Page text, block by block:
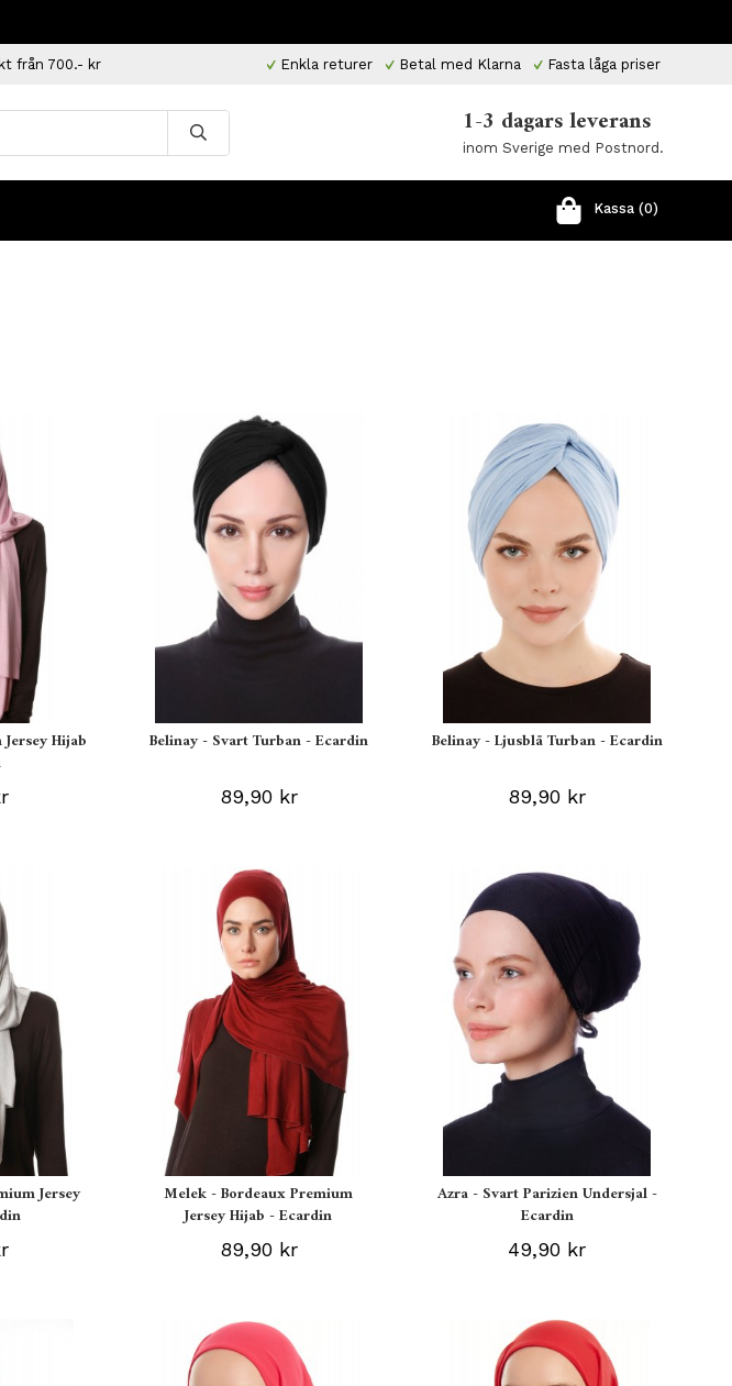
från 700.- kr Enkla returer Betal med Klarna Fasta låga priser
1-3 dagars leverans
inom Sverige med Postnord.
Kassa (0)
Hijab
Belinay - Svart Turban - Ecardin
89,90 kr
Belinay - Ljusblå Turban - Ecardin
89,90 kr
Jersey
Melek - Bordeaux Premium
Jersey Hijab - Ecardin
89,90 kr
Azra - Svart Parizien Undersjal -
Ecardin
49,90 kr